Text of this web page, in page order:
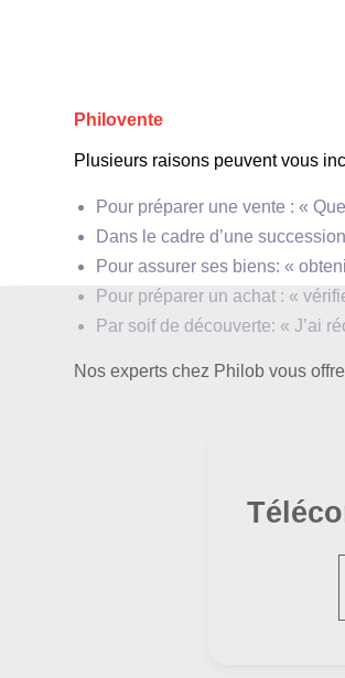
**Style et techniques**:
**Courant artistique**:
Philovente
Plusieurs raisons peuvent vous
Pour préparer une vente : «
Dans le cadre d’une
Pour assurer ses biens: «
Pour préparer un achat : «
Par soif de découverte: « J’ai
Nos experts chez Philob vous